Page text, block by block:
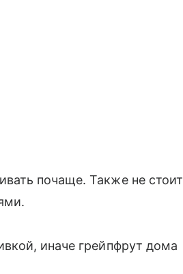
почаще. Также не стоит
иначе грейпфрут дома